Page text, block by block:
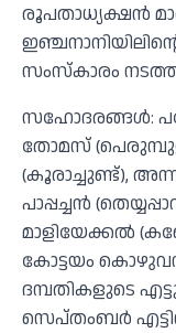
രൂപതാധ്യക്ഷന്‍
സംസ്‌കാരം
സഹോദരങ്ങള്‍:
തോമസ്
(കൂരാച്ചുണ്ട്),
പാപ്പച്ചന്‍
മാളിയേക്കല്‍
കോട്ടയം
ദമ്പതികളുടെ
സെപ്തംബര്‍